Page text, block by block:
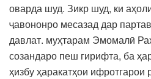
оварда шуд. Зикр шуд, ки
ҷавононро месазад дар
давлат. муҳтарам Эмомалӣ
созандаро пеш гирифта, ба
ҳизбу ҳаракатҳои